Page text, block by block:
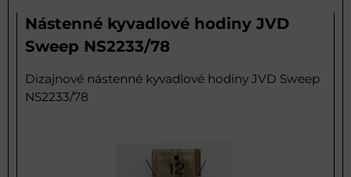
Nástenné kyvadlové hodiny JVD
Sweep NS2233/78
Dizajnové nástenné kyvadlové hodiny JVD Sweep
NS2233/78